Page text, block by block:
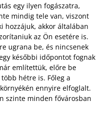
egy ilyen fogászatra,
mindig tele van, viszont
hozzájuk, akkor általában
az Ön esetére is.
ugrana be, és nincsenek
későbbi időpontot fognak
említettük, előre be
hétre is. Főleg a
ennyire elfoglalt.
szinte minden fővárosban